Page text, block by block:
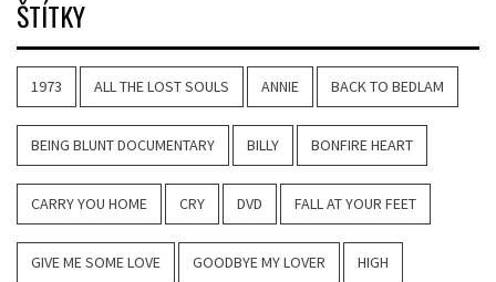
ŠTÍTKY
1973 ALL THE LOST SOULS ANNIE BACK TO BEDLAM
BEING BLUNT DOCUMENTARY BILLY BONFIRE HEART
CARRY YOU HOME CRY DVD FALL AT YOUR FEET
GIVE ME SOME LOVE GOODBYE MY LOVER HIGH